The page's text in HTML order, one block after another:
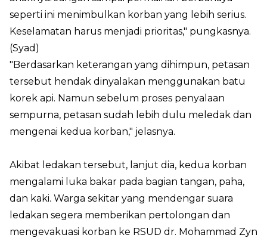
seperti ini menimbulkan korban yang lebih serius.
Keselamatan harus menjadi prioritas," pungkasnya.
(Syad)
"Berdasarkan keterangan yang dihimpun, petasan
tersebut hendak dinyalakan menggunakan batu
korek api. Namun sebelum proses penyalaan
sempurna, petasan sudah lebih dulu meledak dan
mengenai kedua korban," jelasnya.
Akibat ledakan tersebut, lanjut dia, kedua korban
mengalami luka bakar pada bagian tangan, paha,
dan kaki. Warga sekitar yang mendengar suara
ledakan segera memberikan pertolongan dan
mengevakuasi korban ke RSUD dr. Mohammad Zyn